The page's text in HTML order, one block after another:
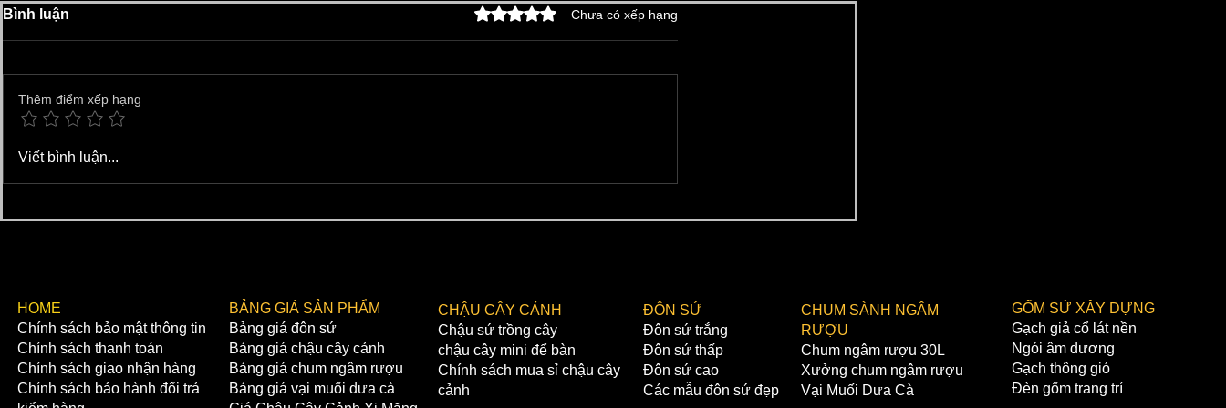
LÀNG GỐM CỔ KIM LAN
XƯA VÀ NAY | LÀNG GỐM
TỔ CỦA KINH THÀNH
KIM LAN HÀ NỘI
Kim Lan Hà Nội
Bình luận Đã xếp hạng 0/5 sao.Chưa có xếp hạng
Thêm điểm xếp hạng
Viết bình luận...
​HOME
Chính sách bảo mật thông tin
Chính sách thanh toán
Chính sách giao nhận hàng
Chính sách bảo hành đổi trả
BẢNG GIÁ SẢN PHẨM
Bảng giá đôn sứ
Bảng giá chậu cây cảnh
Bảng giá chum ngâm rượu
Bảng giá vại muối dưa cà
CHẬU CÂY CẢNH
Chậu sứ trồng cây
chậu cây mini để bàn
Chính sách mua sỉ chậu cây
cảnh
ĐÔN SỨ
Đôn sứ trắng
Đôn sứ thấp
Đôn sứ cao
Các mẫu đôn sứ đẹp
CHUM SÀNH NGÂM
RƯỢU
Chum ngâm rượu 30L
Xưởng chum ngâm rượu
Vại Muối Dưa Cà
GỐM SỨ XÂY DỰNG
Gạch giả cổ lát nền
Ngói âm dương
Gạch thông gió
Đèn gốm trang trí